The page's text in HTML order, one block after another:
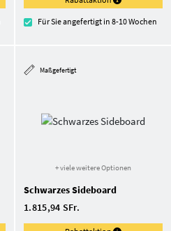
Für Sie angefertigt in 8-10 Wochen
Maßgefertigt
+ viele weitere Optionen
Schwarzes Sideboard
1.815,94 SFr.